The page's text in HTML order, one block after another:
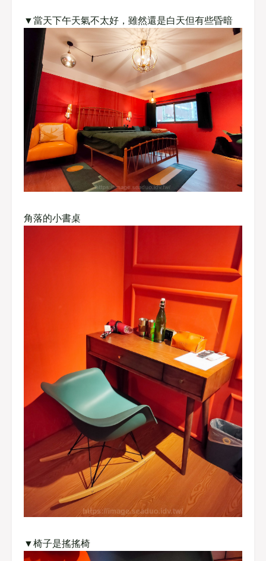
▼當天下午天氣不太好，雖然還是白天但有些昏暗
角落的小書桌
▼椅子是搖搖椅